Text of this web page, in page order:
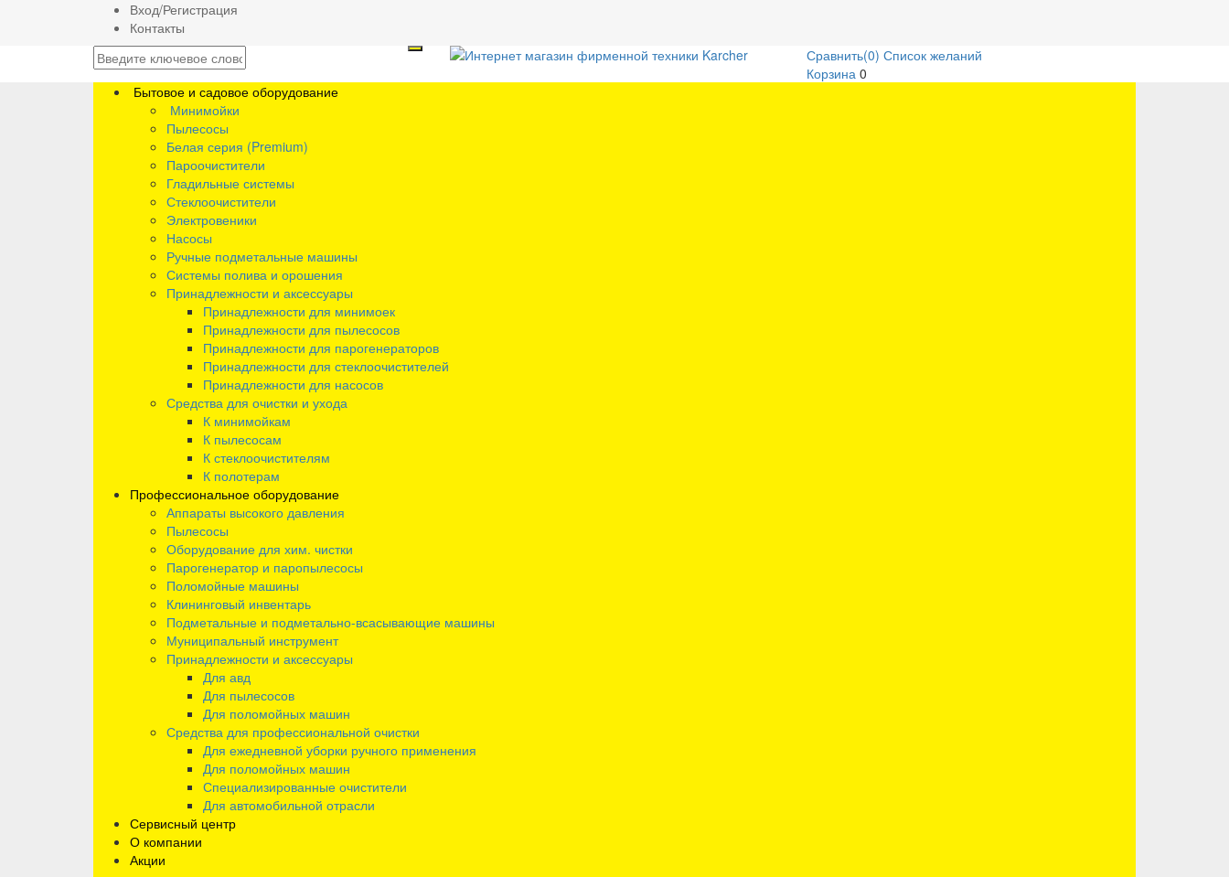
Вход/Регистрация
Контакты
Сравнить(0) Список желаний
Корзина 0
Бытовое и садовое оборудование
Минимойки
Пылесосы
Белая серия (Premium)
Пароочистители
Гладильные системы
Стеклоочистители
Электровеники
Насосы
Ручные подметальные машины
Системы полива и орошения
Принадлежности и аксессуары
Принадлежности для минимоек
Принадлежности для пылесосов
Принадлежности для парогенераторов
Принадлежности для стеклоочистителей
Принадлежности для насосов
Средства для очистки и ухода
К минимойкам
К пылесосам
К стеклоочистителям
К полотерам
Профессиональное оборудование
Аппараты высокого давления
Пылесосы
Оборудование для хим. чистки
Парогенератор и паропылесосы
Поломойные машины
Клининговый инвентарь
Подметальные и подметально-всасывающие машины
Муниципальный инструмент
Принадлежности и аксессуары
Для авд
Для пылесосов
Для поломойных машин
Средства для профессиональной очистки
Для ежедневной уборки ручного применения
Для поломойных машин
Специализированные очистители
Для автомобильной отрасли
Сервисный центр
О компании
Акции